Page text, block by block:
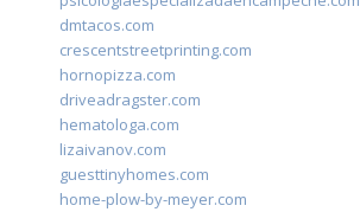
dmtacos.com
crescentstreetprinting.com
hornopizza.com
driveadragster.com
hematologa.com
lizaivanov.com
guesttinyhomes.com
home-plow-by-meyer.com